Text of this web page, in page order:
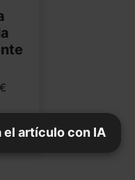
el artículo con IA